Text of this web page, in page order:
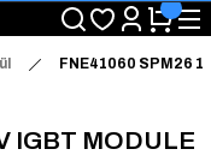
Gün Kargo Avantajı!
Hemen Teslim."
Kaçırmayın!"
FNE41060 SPM26
IGBT MODULE